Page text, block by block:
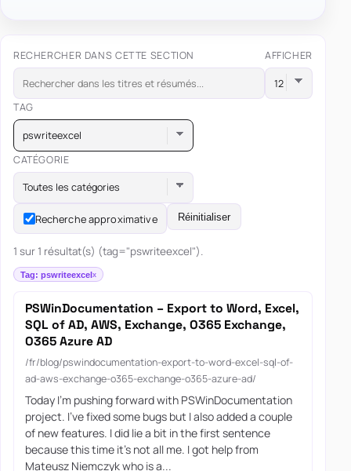
RECHERCHER DANS CETTE SECTION AFFICHER
TAG
pswriteexcel
CATÉGORIE
Toutes les catégories
Recherche approximative Réinitialiser
1 sur 1 résultat(s) (tag="pswriteexcel").
Tag: pswriteexcel
PSWinDocumentation – Export to Word, Excel,
SQL of AD, AWS, Exchange, O365 Exchange,
O365 Azure AD
/fr/blog/pswindocumentation-export-to-word-excel-sql-of-
ad-aws-exchange-o365-exchange-o365-azure-ad/
Today I’m pushing forward with PSWinDocumentation
project. I’ve fixed some bugs but I also added a couple
of new features. I did lie a bit in the first sentence
because this time it’s not all me. I got help from
Mateusz Niemczyk who is a...